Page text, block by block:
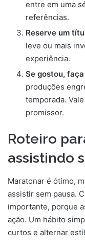
entre em uma
referências.
Reserve um
leve ou mais
experiência.
Se gostou,
produções
temporada.
promissor.
Roteiro
assistindo
Maratonar é ótimo,
assistir sem pausa.
importante, porque
ação. Um hábito
curtos e alternar